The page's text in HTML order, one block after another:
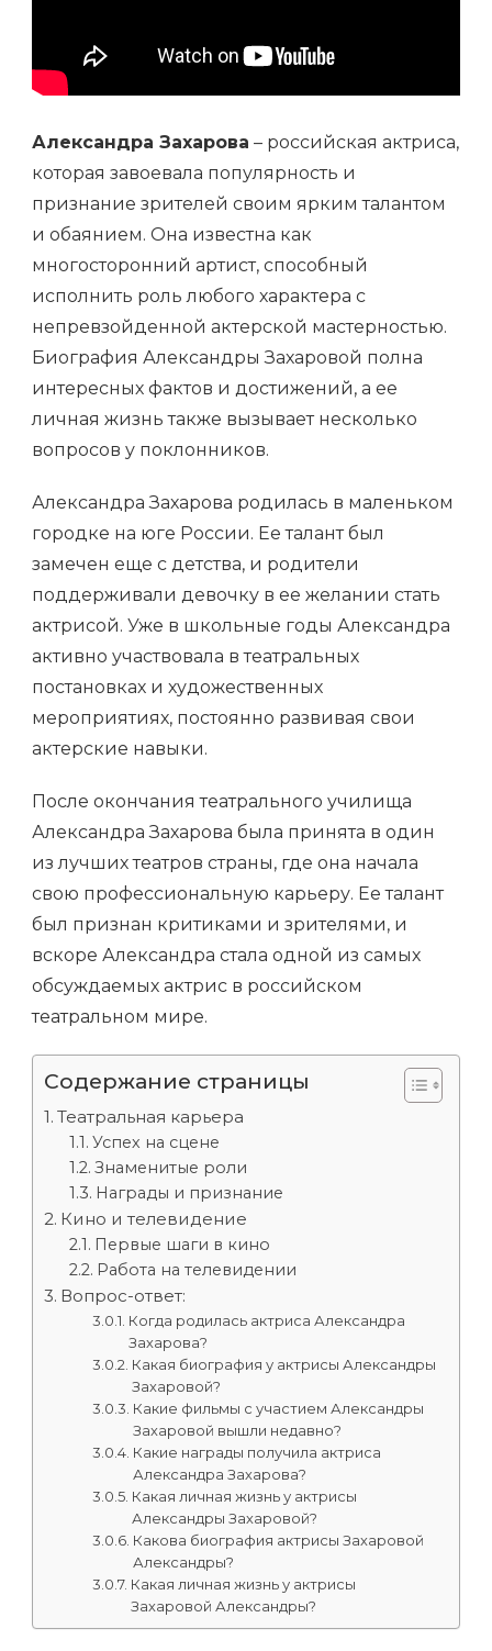
Александра Захарова – российская актриса,
которая завоевала популярность и
признание зрителей своим ярким талантом
и обаянием. Она известна как
многосторонний артист, способный
исполнить роль любого характера с
непревзойденной актерской мастерностью.
Биография Александры Захаровой полна
интересных фактов и достижений, а ее
личная жизнь также вызывает несколько
вопросов у поклонников.
Александра Захарова родилась в маленьком
городке на юге России. Ее талант был
замечен еще с детства, и родители
поддерживали девочку в ее желании стать
актрисой. Уже в школьные годы Александра
активно участвовала в театральных
постановках и художественных
мероприятиях, постоянно развивая свои
актерские навыки.
После окончания театрального училища
Александра Захарова была принята в один
из лучших театров страны, где она начала
свою профессиональную карьеру. Ее талант
был признан критиками и зрителями, и
вскоре Александра стала одной из самых
обсуждаемых актрис в российском
театральном мире.
Содержание страницы
Театральная карьера
Успех на сцене
Знаменитые роли
Награды и признание
Кино и телевидение
Первые шаги в кино
Работа на телевидении
Вопрос-ответ:
Когда родилась актриса Александра
Захарова?
Какая биография у актрисы Александры
Захаровой?
Какие фильмы с участием Александры
Захаровой вышли недавно?
Какие награды получила актриса
Александра Захарова?
Какая личная жизнь у актрисы
Александры Захаровой?
Какова биография актрисы Захаровой
Александры?
Какая личная жизнь у актрисы
Захаровой Александры?